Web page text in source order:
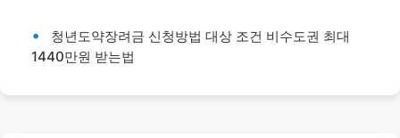
청년도약장려금 신청방법 대상 조건 비수도권 최대
1440만원 받는법